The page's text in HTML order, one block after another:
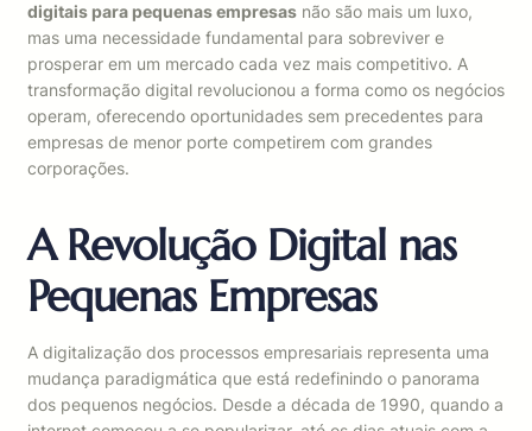
digitais para pequenas empresas não são mais um luxo,
mas uma necessidade fundamental para sobreviver e
prosperar em um mercado cada vez mais competitivo. A
transformação digital revolucionou a forma como os negócios
operam, oferecendo oportunidades sem precedentes para
empresas de menor porte competirem com grandes
corporações.
A Revolução Digital nas
Pequenas Empresas
A digitalização dos processos empresariais representa uma
mudança paradigmática que está redefinindo o panorama
dos pequenos negócios. Desde a década de 1990, quando a